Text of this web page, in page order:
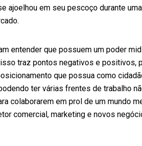
ajoelhou em seu pescoço durante
entender que possuem um poder
traz pontos negativos e positivos,
que possua como
ter várias frentes de trabalho
colaborarem em prol de um mundo
comercial, marketing e novos